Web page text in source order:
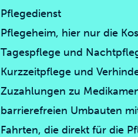
Pflegedienst
Pflegeheim, hier nur die
Tagespflege und
Kurzzeitpflege und
Zuzahlungen zu
barrierefreien Umbauten
Fahrten, die direkt für die